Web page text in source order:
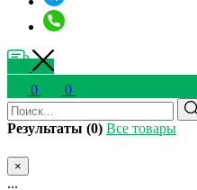
0 0
Результаты (0) Все товары
×
...